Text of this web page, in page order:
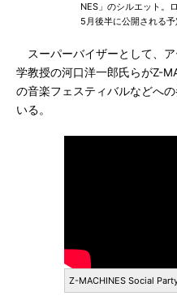
NES」のシルエット。
5月後半に公開される
スーパーバイザーとして、
学教授の河口洋一郎氏らがZ-
の音楽フェスティバルなどへ
いる。
Z-MACHINES Social